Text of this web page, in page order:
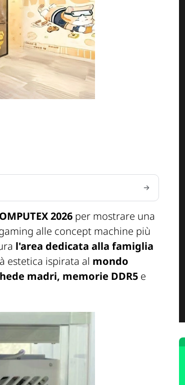
2026 per mostrare una
alle concept machine più
l'area dedicata alla famiglia
estetica ispirata al mondo
madri, memorie DDR5 e